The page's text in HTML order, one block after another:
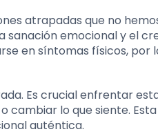
atrapadas que no
sanación emocional y el
en síntomas físicos, por
Es crucial enfrentar
cambiar lo que siente.
auténtica.